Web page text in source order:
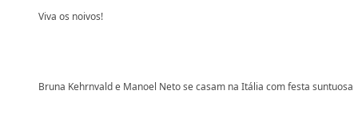
Viva os noivos!
Bruna Kehrnvald e Manoel Neto se casam na Itália com festa suntuosa